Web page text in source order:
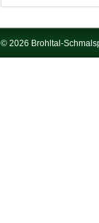
© 2026 Brohltal-